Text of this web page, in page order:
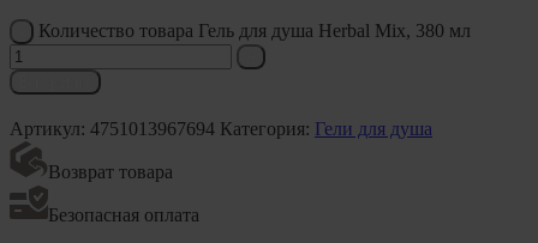
Количество товара Гель для душа Herbal Mix, 380 мл
Артикул: 4751013967694 Категория: Гели для душа
Возврат товара
Безопасная оплата